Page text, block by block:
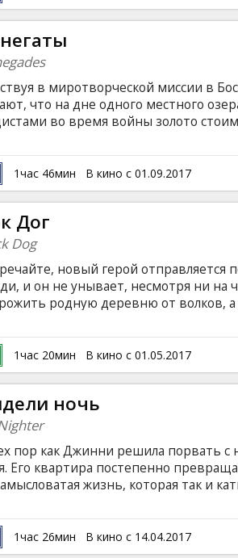
в миротворческой миссии в
что на дне одного местного
во время войны золото
и их потомкам, солдаты
Но конечно же, все идет
враг следует по пятам, а на
на английском языке с
1час 46мин В кино с 01.09.2017
Дог
Dog
новый герой отправляется
и он не унывает, несмотря ни на
родную деревню от волков,
подстерегают за каждым углом.
лапах! Фильм дублирован на
1час 20мин В кино с 01.05.2017
ночь
пор как Джинни решила порвать
Его квартира постепенно
жизнь, которая так и
Джинни. Какое-то время назад
— его единственная зацепка.
не привыкший получать отказы,
1час 26мин В кино с 14.04.2017